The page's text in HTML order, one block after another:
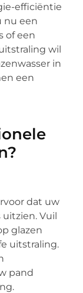
efficiëntie
nu een
of een
wil
in
een
dat uw
Vuil
glazen
uitstraling.
pand